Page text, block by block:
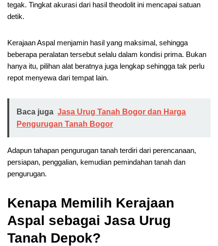
tegak. Tingkat akurasi dari hasil theodolit ini mencapai satuan
detik.
Kerajaan Aspal menjamin hasil yang maksimal, sehingga
beberapa peralatan tersebut selalu dalam kondisi prima. Bukan
hanya itu, pilihan alat beratnya juga lengkap sehingga tak perlu
repot menyewa dari tempat lain.
Baca juga Jasa Urug Tanah Bogor dan Harga
Pengurugan Tanah Bogor
Adapun tahapan pengurugan tanah terdiri dari perencanaan,
persiapan, penggalian, kemudian pemindahan tanah dan
pengurugan.
Kenapa Memilih Kerajaan
Aspal sebagai Jasa Urug
Tanah Depok?